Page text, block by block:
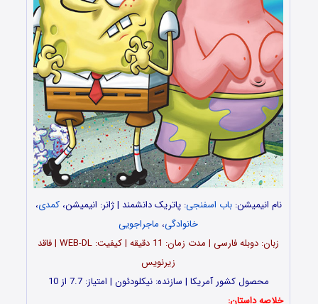
نام انیمیشن:باب اسفنجی: پاتریک دانشمند | ژانر: انیمیشن،کمدی،
خانوادگی، ماجراجویی
زبان: دوبله فارسی | مدت زمان: 11 دقیقه | کیفیت: WEB-DL | فاقد
زیرنویس
محصول کشور آمریکا | سازنده: نیکلودئون | امتیاز: 7.7 از 10
خلاصه داستان: